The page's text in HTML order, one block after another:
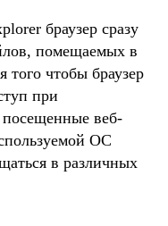
браузер сразу
помещаемых в
того чтобы браузер
при
веб-
ОС
в различных